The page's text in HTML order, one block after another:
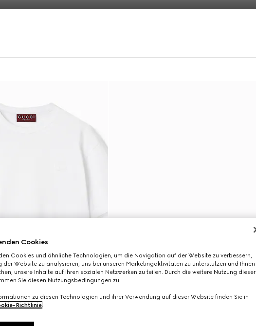
Cookies
Cookies und ähnliche Technologien, um die Navigation auf der Website zu verbessern,
der Website zu analysieren, uns bei unseren Marketingaktivitäten zu unterstützen und Ihnen
unsere Inhalte auf Ihren sozialen Netzwerken zu teilen. Durch die weitere Nutzung dieser
Sie diesen Nutzungsbedingungen zu.
zu diesen Technologien und ihrer Verwendung auf dieser Website finden Sie in
Richtlinie.